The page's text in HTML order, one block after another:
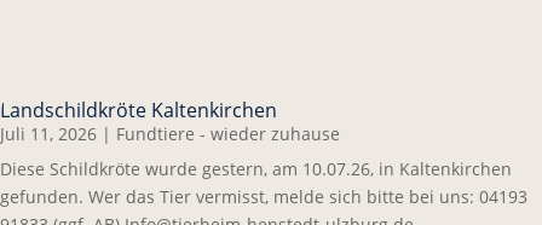
Landschildkröte Kaltenkirchen
Juli 11, 2026 | Fundtiere - wieder zuhause
Diese Schildkröte wurde gestern, am 10.07.26, in Kaltenkirchen
gefunden. Wer das Tier vermisst, melde sich bitte bei uns: 04193